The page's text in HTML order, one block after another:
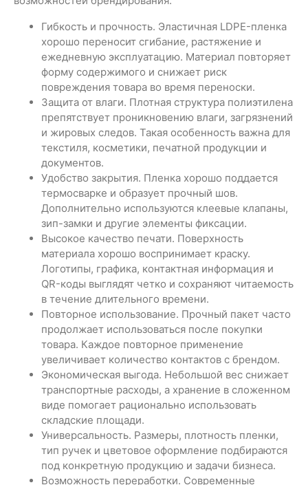
Гибкость и прочность. Эластичная LDPE-пленка
хорошо переносит сгибание, растяжение и
ежедневную эксплуатацию. Материал повторяет
форму содержимого и снижает риск
повреждения товара во время переноски.
Защита от влаги. Плотная структура полиэтилена
препятствует проникновению влаги, загрязнений
и жировых следов. Такая особенность важна для
текстиля, косметики, печатной продукции и
документов.
Удобство закрытия. Пленка хорошо поддается
термосварке и образует прочный шов.
Дополнительно используются клеевые клапаны,
зип-замки и другие элементы фиксации.
Высокое качество печати. Поверхность
материала хорошо воспринимает краску.
Логотипы, графика, контактная информация и
QR-коды выглядят четко и сохраняют читаемость
в течение длительного времени.
Повторное использование. Прочный пакет часто
продолжает использоваться после покупки
товара. Каждое повторное применение
увеличивает количество контактов с брендом.
Экономическая выгода. Небольшой вес снижает
транспортные расходы, а хранение в сложенном
виде помогает рационально использовать
складские площади.
Универсальность. Размеры, плотность пленки,
тип ручек и цветовое оформление подбираются
под конкретную продукцию и задачи бизнеса.
Возможность переработки. Современные